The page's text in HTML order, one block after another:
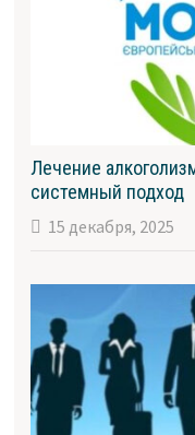
Лечение
системный подход
15 декабря, 2025